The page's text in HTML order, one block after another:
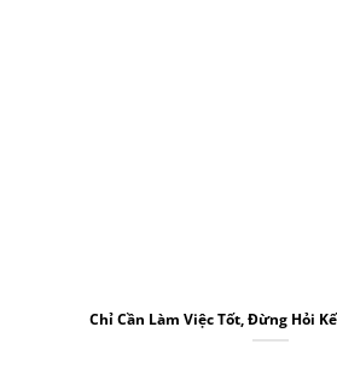
Chỉ Cần Làm Việc Tốt, Đừng Hỏi